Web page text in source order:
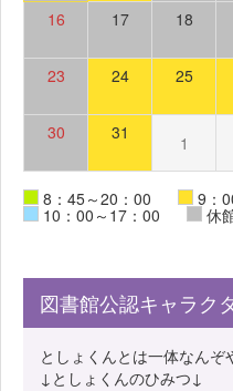
16 17 18
23 24 25
30 31 1
8：45～20：00 9：
10：00～17：00
休
図書館公認キャラク
としょくんとは一体なん
↓としょくんのひみつ↓